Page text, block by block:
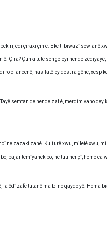
êdî çiraxî çin ê. Eke ti biwazî sewlanê
ê. Çira? Çunkî tutê sengeleyî hende
ro ci ancenê, hasilatê ey dest ra gênê, xesp
semtan de hende zaf ê, merdim vano
ne zazakî zanê. Kulturê xwu, miletê xwu,
bajar têmîyanek bo, nê tutî her çî, heme ca
la êdî zafê tutanê ma bi no qayde yê. Homa